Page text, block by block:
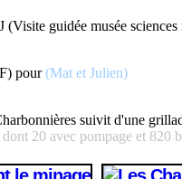
guidée musée
pour(Mat et Julien)
suivit d'une
20 avec pompage et 820